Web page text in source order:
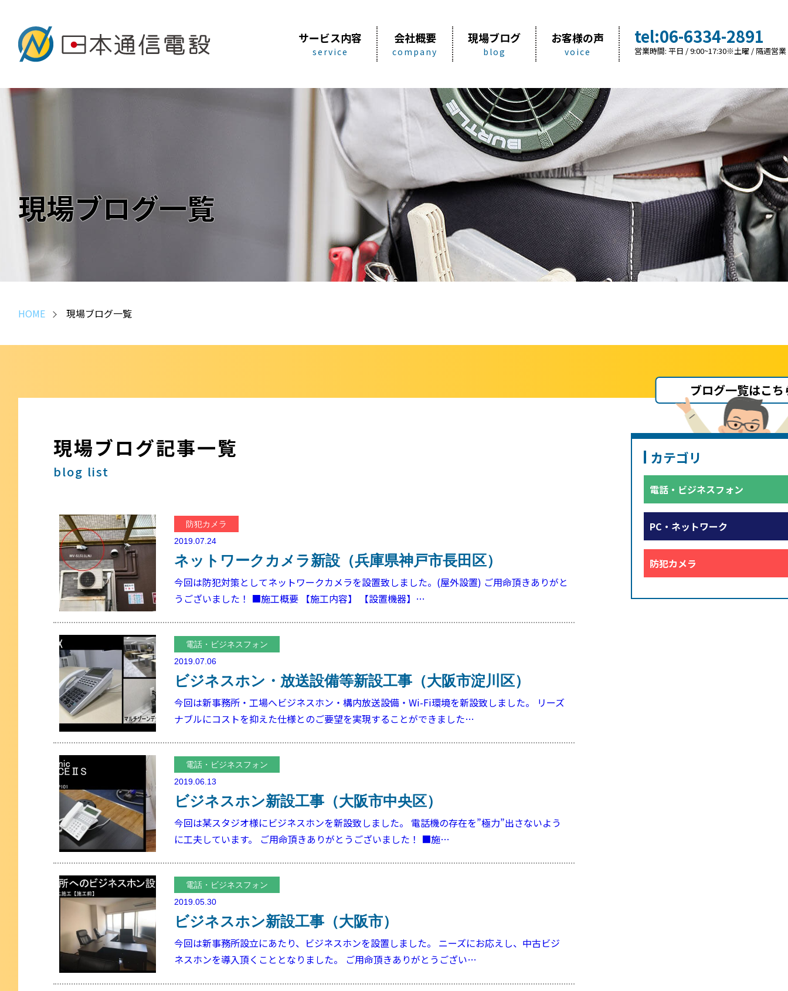
サービス内容
service
会社概要
company
現場ブログ
blog
お客様の声
voice
tel:06-6334-2891
営業時間: 平日 / 9:00~17:30※土曜 / 隔週営業
現場ブログ一覧
HOME 現場ブログ一覧
現場ブログ記事一覧
blog list
防犯カメラ
2019.07.24
ネットワークカメラ新設（兵庫県神戸市長田区）
今回は防犯対策としてネットワークカメラを設置致しました。(屋外設置) ご用命頂きありがと
うございました！ ■施工概要 【施工内容】 【設置機器】…
電話・ビジネスフォン
2019.07.06
ビジネスホン・放送設備等新設工事（大阪市淀川区）
今回は新事務所・工場へビジネスホン・構内放送設備・Wi-Fi環境を新設致しました。 リーズ
ナブルにコストを抑えた仕様とのご要望を実現することができました…
電話・ビジネスフォン
2019.06.13
ビジネスホン新設工事（大阪市中央区）
今回は某スタジオ様にビジネスホンを新設致しました。 電話機の存在を”極力”出さないよう
に工夫しています。 ご用命頂きありがとうございました！ ■施…
電話・ビジネスフォン
2019.05.30
ビジネスホン新設工事（大阪市）
今回は新事務所設立にあたり、ビジネスホンを設置しました。 ニーズにお応えし、中古ビジ
ネスホンを導入頂くこととなりました。 ご用命頂きありがとうござい…
ブログ一覧はこち
カテゴリ
電話・ビジネスフォン
PC・ネットワーク
防犯カメラ